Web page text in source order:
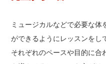
ミュージカルなどで必要な体
ができるようにレッスンをし
それぞれのペースや目的に合